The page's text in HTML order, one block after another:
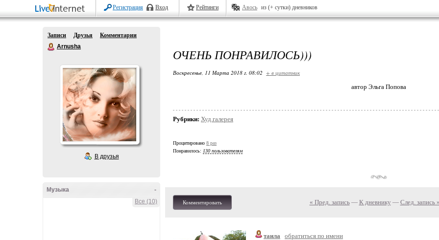
Регистрация Вход Рейтинги Авось из (+ сутки) дневников
Записи Друзья
Комментарии
Arnusha
В друзья
-
Музыка
Все (10)
ОЧЕНЬ ПОНРАВИЛОСЬ)))
Воскресенье, 11 Марта 2018 г. 08:02 + в цитатник
автор Эльга Попова
Рубрики: Худ.галерея
Процитировано 8 раз
Понравилось: 130 пользователям
Комментировать « Пред. запись— К дневнику — След. запись »
таила
обратиться по имени